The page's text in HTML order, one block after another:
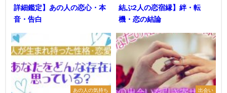
詳細鑑定】あの人の恋心・本
音・告白
結ぶ2人の恋宿縁】絆・転
機・恋の結論
あの人の気持ち 出会い